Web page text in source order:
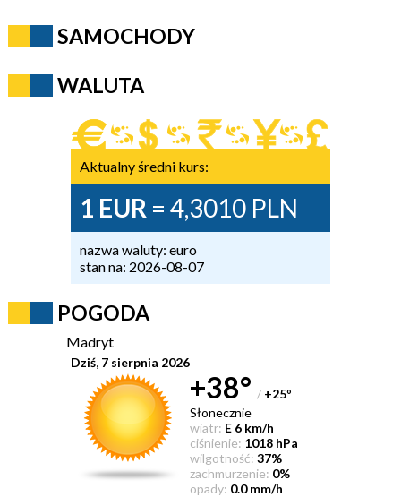
SAMOCHODY
WALUTA
Aktualny średni kurs:
1 EUR = 4,3010 PLN
nazwa waluty: euro
stan na: 2026-08-07
POGODA
Madryt
Dziś, 7 sierpnia 2026
+38° / +25°
Słonecznie
wiatr: E 6 km/h
ciśnienie: 1018 hPa
wilgotność: 37%
zachmurzenie: 0%
opady: 0.0 mm/h